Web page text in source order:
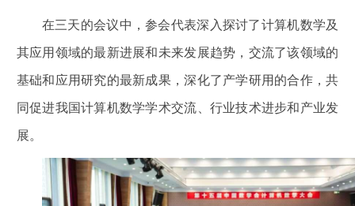
在三天的会议中，参会代表深入探讨了计算机数学及
其应用领域的最新进展和未来发展趋势，交流了该领域的
基础和应用研究的最新成果，深化了产学研用的合作，共
同促进我国计算机数学学术交流、行业技术进步和产业发
展。